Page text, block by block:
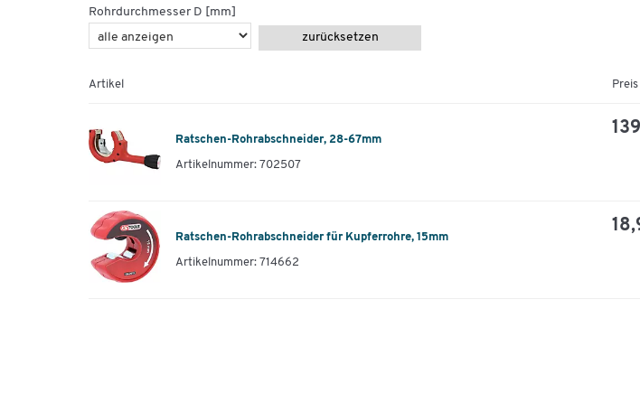
Rohrdurchmesser D [mm]
zurücksetzen
Artikel Preis
Ratschen-Rohrabschneider, 28-67mm
Artikelnummer: 702507
Ratschen-Rohrabschneider für Kupferrohre, 15mm
Artikelnummer: 714662